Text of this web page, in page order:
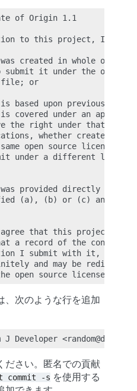
of Origin 1.1
to this project, I
created in whole or in
submit it under the open
or
based upon previous
covered under an
the right under that
whether created in
open source license
under a different
provided directly to me
(a), (b) or (c) and I
agree that this project and
a record of the
I submit with it,
and may be
、次のような行を追加
ださい。匿名での貢献
commit -s を使用する